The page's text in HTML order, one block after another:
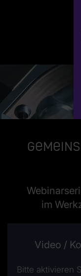
im
Video /
Bitte aktivieren